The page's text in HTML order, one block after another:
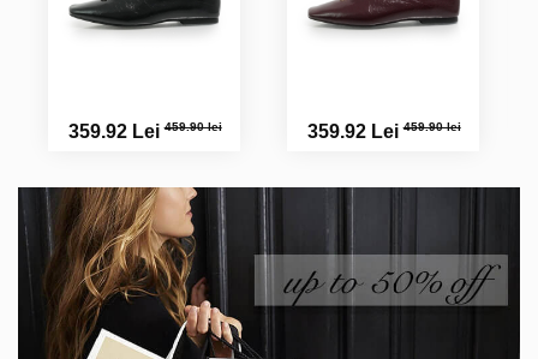
359.92 Lei459.90 lei 359.92 Lei459.90 lei